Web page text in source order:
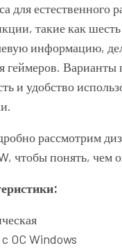
для естественного
такие как
информацию,
геймеров.
и удобство
рассмотрим
чтобы понять, чем
OC Windows